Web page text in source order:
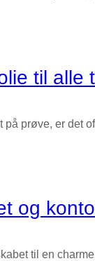
til alle
prøve, er det
og
til en